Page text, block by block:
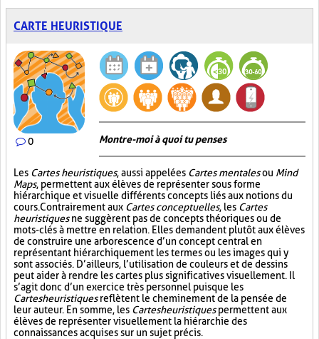
CARTE HEURISTIQUE
0 Montre-moi à quoi tu penses
Les Cartes heuristiques, aussi appelées Cartes mentalesou Mind
Maps, permettent aux élèves de représenter sous forme
hiérarchique et visuelle différents concepts liés aux notions du
cours. Contrairement aux Cartes conceptuelles, les Cartes
heuristiquesne suggèrent pas de concepts théoriques ou de
mots-clés à mettre en relation. Elles demandent plutôt aux élèves
de construire une arborescence d’un concept central en
représentant hiérarchiquement les termes ou les images qui y
sont associés. D’ailleurs, l’utilisation de couleurs et de dessins
peut aider à rendre les cartes plus significatives visuellement. Il
s’agit donc d’un exercice très personnel puisque les
Cartes heuristiquesreflètent le cheminement de la pensée de
leur auteur. En somme, les Cartes heuristiquespermettent aux
élèves de représenter visuellement la hiérarchie des
connaissances acquises sur un sujet précis.